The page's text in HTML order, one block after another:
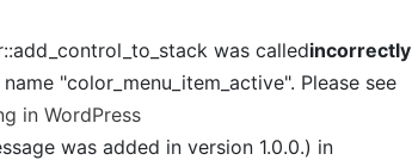
was calledincorrectly
"color_menu_item_active". Please see
in WordPress
was added in version 1.0.0.) in